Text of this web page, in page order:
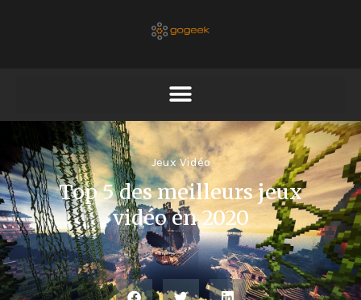
Jeux Vidéo
Top 5 des meilleurs jeux
vidéo en 2020